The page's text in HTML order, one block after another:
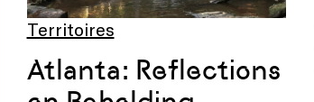
Territoires
Atlanta: Reflections